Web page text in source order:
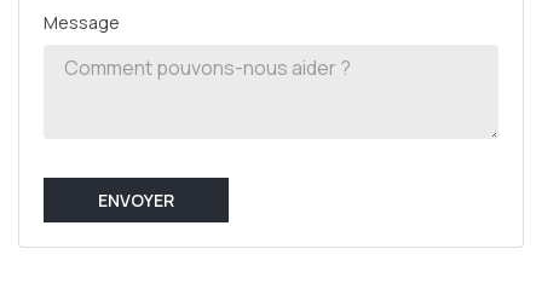
Message